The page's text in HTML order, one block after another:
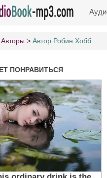
Авторы Автор Робин Хобб